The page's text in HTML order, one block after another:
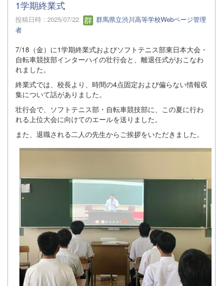
1学期終業式
投稿日時 : 2025/07/22
群馬県立渋川高等学校Webページ管理
者
7/18（金）に1学期終業式およびソフトテニス部東日本大会・
自転車競技部インターハイの壮行会と、離退任式がおこなわ
れました。
終業式では、校長より、時間の4点固定および偏らない情報収
集について話がありました。
壮行会で、ソフトテニス部・自転車競技部に、この夏に行わ
れる上位大会に向けてのエールを送りました。
また、退職される二人の先生からご挨拶をいただきました。